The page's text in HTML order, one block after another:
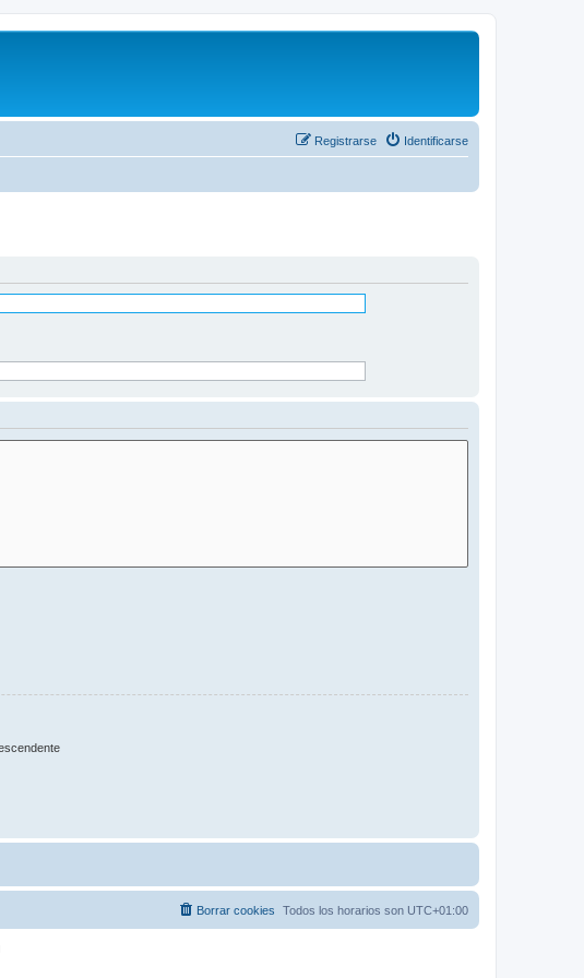
Identificarse
Registrarse
Todos los horarios son UTC+01:00
Borrar cookies